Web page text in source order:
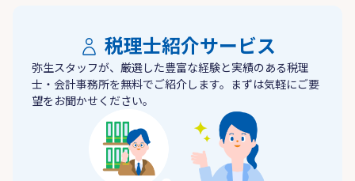
税理士紹介サービス
弥生スタッフが、厳選した豊富な経験と実績のある税理
士・会計事務所を無料でご紹介します。まずは気軽にご要
望をお聞かせください。